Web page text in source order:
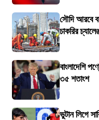
সৌদি আরবে
চাকরির
বাংলাদেশি
৩৫ শতাংশ
ভুটান লিগে